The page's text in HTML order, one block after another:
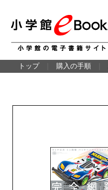
トップ 購入の手順